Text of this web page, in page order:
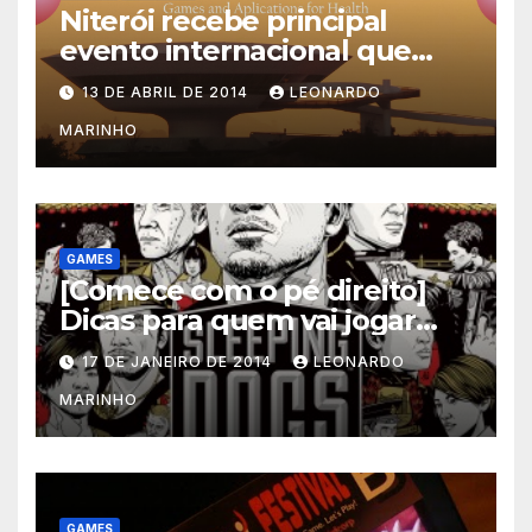
Niterói recebe principal
evento internacional que
mescla saúde e jogos
13 DE ABRIL DE 2014 LEONARDO
MARINHO
GAMES
[Comece com o pé direito]
Dicas para quem vai jogar
Sleeping Dogs
17 DE JANEIRO DE 2014 LEONARDO
MARINHO
GAMES